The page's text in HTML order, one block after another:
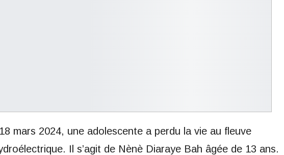
mars 2024, une adolescente a perdu la vie au fleuve
Il s’agit de Nènè Diaraye Bah âgée de 13 ans.